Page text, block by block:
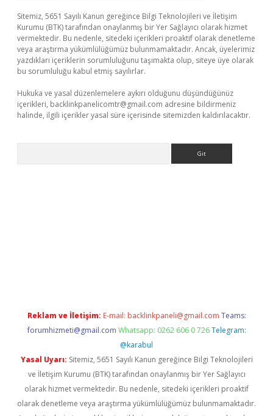
Sitemiz, 5651 Sayılı Kanun gereğince Bilgi Teknolojileri ve İletişim
Kurumu (BTK) tarafından onaylanmış bir Yer Sağlayıcı olarak hizmet
vermektedir. Bu nedenle, sitedeki içerikleri proaktif olarak denetleme
veya araştırma yükümlülüğümüz bulunmamaktadır. Ancak, üyelerimiz
yazdıkları içeriklerin sorumluluğunu taşımakta olup, siteye üye olarak
bu sorumluluğu kabul etmiş sayılırlar.
Hukuka ve yasal düzenlemelere aykırı olduğunu düşündüğünüz
içerikleri, backlinkpanelicomtr@gmail.com adresine bildirmeniz
halinde, ilgili içerikler yasal süre içerisinde sitemizden kaldırılacaktır.
Reklam ve İletişim: E-mail: backlinkpaneli@gmail.com Teams:
forumhizmeti@gmail.com Whatsapp: 0262 606 0 726 Telegram:
@karabul
Yasal Uyarı: Sitemiz, 5651 Sayılı Kanun gereğince Bilgi Teknolojileri
ve İletişim Kurumu (BTK) tarafından onaylanmış bir Yer Sağlayıcı
olarak hizmet vermektedir. Bu nedenle, sitedeki içerikleri proaktif
olarak denetleme veya araştırma yükümlülüğümüz bulunmamaktadır.